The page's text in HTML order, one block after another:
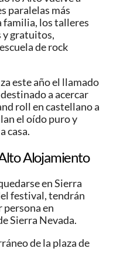
paralelas más
los talleres
y gratuitos,
de rock
este año el llamado
a acercar
roll en castellano a
el oído puro y
casa.
Alojamiento
en Sierra
festival, tendrán
persona en
Sierra Nevada.
de la plaza de